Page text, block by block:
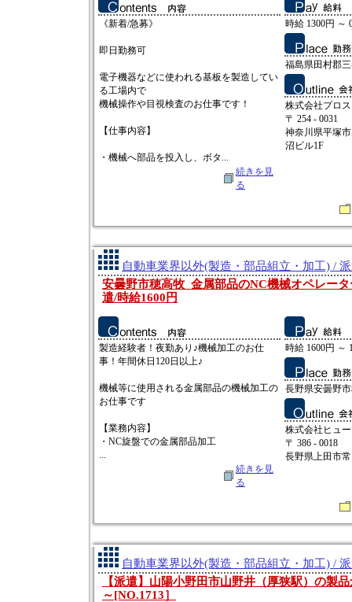
《新着/急募》
即日勤務可
電子機器などに使われる基板を製造してい
る工場内で
機械操作や目視検査のお仕事です！
【仕事内容】
・機械へ部品を投入し、ボタ...
続きを見
る
時給 1300円 ～
福島県田村郡
株式会社プロ
〒 254 - 0031
神奈川県平塚
沼ビル1F
自動車業界以外(製造・部品組立・加工) /
安曇野市穂高牧_金属部品のNC機械オペレー
遣/時給1600円
製造経験者！夜勤あり♪機械加工のお仕
事！年間休日120日以上♪
機械等に使用される金属部品の機械加工の
お仕事です
【業務内容】
・NC旋盤での金属部品加工
...
続きを見
る
時給 1600円 ～
長野県安曇野
株式会社ヒュ
〒 386 - 0018
長野県上田市
自動車業界以外(製造・部品組立・加工) /
【派遣】山陽小野田市山野井（厚狭駅）の製
～[NO.1713］